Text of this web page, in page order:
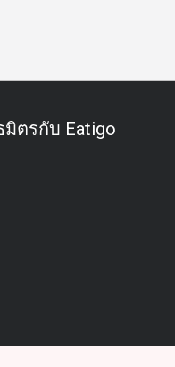
ตรกับ Eatigo